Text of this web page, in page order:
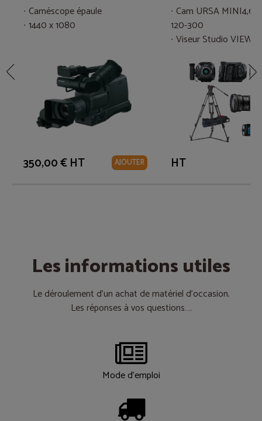
Caméscope épaule
1440 x 1080
350,00 € HT AJOUTER
Cam URSA
120-300
Viseur Studio
HT
Les informations utiles
Le déroulement d’un achat de matériel d’occasion.
Les réponses à vos questions….
Mode d'emploi